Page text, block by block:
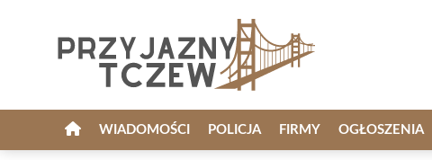
WIADOMOŚCI POLICJA FIRMY OGŁOSZENIA